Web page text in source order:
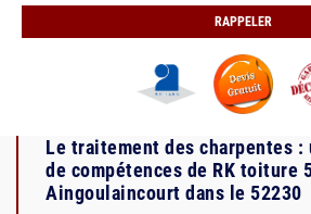
Le traitement des charpentes :
de compétences de RK toiture
Aingoulaincourt dans le 52230